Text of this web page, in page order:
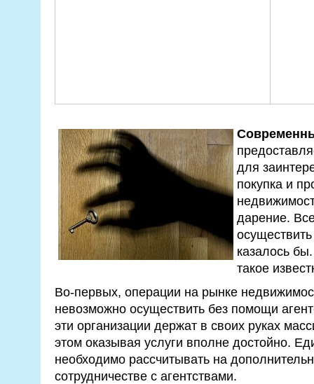
для
покупка и
дарение.
казалось
такое
Во-первых, операции на рынке
невозможно осуществить без помощи
эти организации держат в своих руках
этом оказывая услуги вполне достойно.
необходимо рассчитывать на
сотрудничестве с агентствами.